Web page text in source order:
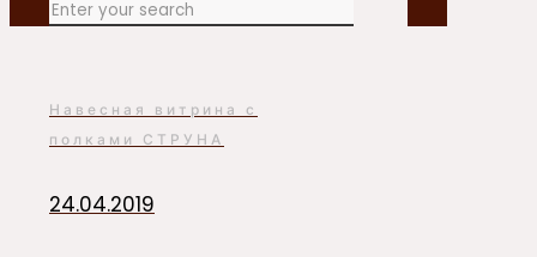
Навесная витрина с
полками СТРУНА
24.04.2019